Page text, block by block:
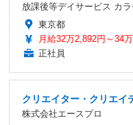
放課後等デイサービス カ
東京都
月給32万2,892円～34
正社員
クリエイター・クリエイ
株式会社エースプロ